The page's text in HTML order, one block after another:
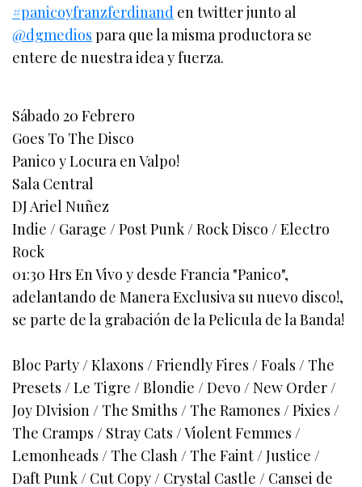
#panicoyfranzferdinand en twitter junto al
@dgmedios para que la misma productora se
entere de nuestra idea y fuerza.
Sábado 20 Febrero
Goes To The Disco
Panico y Locura en Valpo!
Sala Central
DJ Ariel Nuñez
Indie / Garage / Post Punk / Rock Disco / Electro
Rock
01:30 Hrs En Vivo y desde Francia "Panico",
adelantando de Manera Exclusiva su nuevo disco!,
se parte de la grabación de la Pelicula de la Banda!
Bloc Party / Klaxons / Friendly Fires / Foals / The
Presets / Le Tigre / Blondie / Devo / New Order /
Joy DIvision / The Smiths / The Ramones / Pixies /
The Cramps / Stray Cats / Violent Femmes /
Lemonheads / The Clash / The Faint / Justice /
Daft Punk / Cut Copy / Crystal Castle / Cansei de